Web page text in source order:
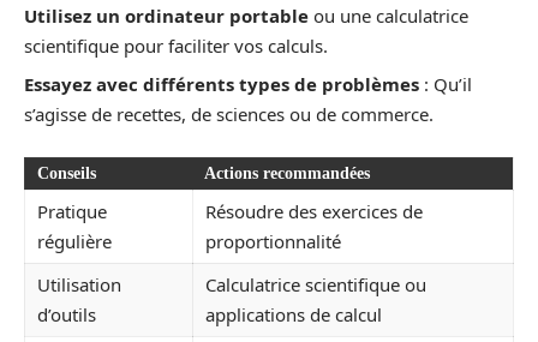
Utilisez un ordinateur portable ou une calculatrice
scientifique pour faciliter vos calculs.
Essayez avec différents types de problèmes : Qu’il
s’agisse de recettes, de sciences ou de commerce.
Conseils Actions recommandées
Pratique
régulière
Résoudre des exercices de
proportionnalité
Utilisation
d’outils
Calculatrice scientifique ou
applications de calcul